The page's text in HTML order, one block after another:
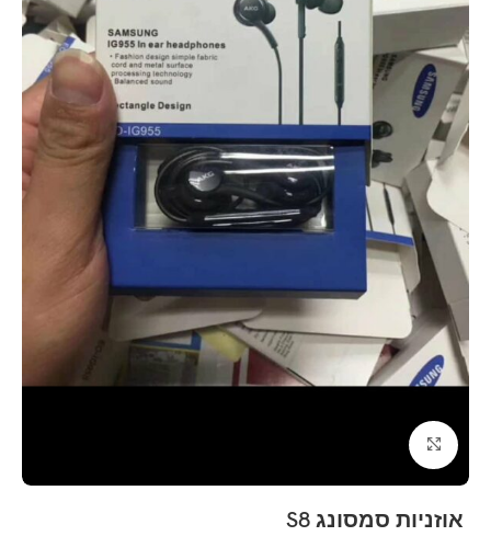
Click to enlarge
אוזניות סמסונג S8